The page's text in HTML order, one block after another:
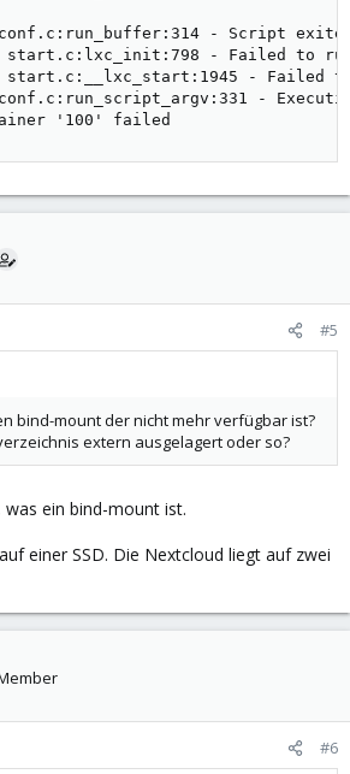
conf.c:run_buffer:314 - Script
start.c:lxc_init:798 - Failed to
start.c:__lxc_start:1945 - Failed
-
'100' failed
#5
bind-mount der nicht mehr verfügbar ist?
extern ausgelagert oder so?
ein bind-mount ist.
einer SSD. Die Nextcloud liegt auf zwei
#6